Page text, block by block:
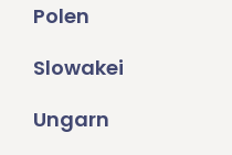
Polen
Slowakei
Ungarn